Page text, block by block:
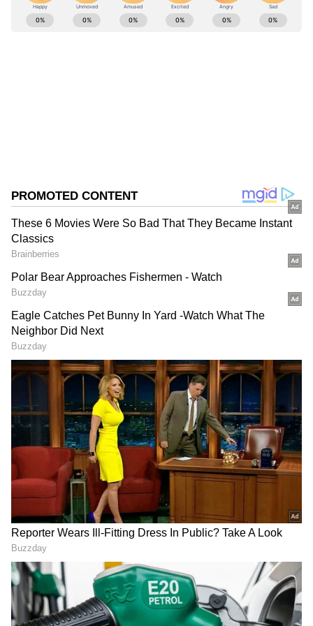
ಈ ಶಾಲೆಯು ಗೌರಿಬಿದನೂರು ಹಾಗೂ ಮಧುಗಿರಿ ಎನ್ಎಚ್ 4
ಚತುಷ್ಪಥ ರಸ್ತೆ ಅಗಲೀಕರಣದ ಸಂದರ್ಭದಲ್ಲಿ ಶಾಲೆಯ
ಮೂರು ಕೊಠಡಿಗಳ ಜೊತೆಗೆ ಕಾಂಪೌಂಡ್ ನಾಶವಾದ ಕಾರಣ,
ಪ್ರೌಢಶಾಲೆಯ ಕೊಠಡಿಗಳನ್ನು ಬಳಸಿಕೊಳ್ಳುತ್ತಿದ್ದು ಜೊತೆಗೆ
ಉರ್ದು ಶಾಲೆಯ ಕೊಠಡಿಯನ್ನು ಬಳಸಿದರೂ 1, 2, 3 ಹಾಗೂ
7 ನೇ ತರಗತಿ ವಿದ್ಯಾರ್ಥಿಗಳು ಮರದ ಕೆಳಗೆ ಕುಳಿತು ಪಾಠ
ಪ್ರವಚನ ಕೇಳಿದರೆ, 4 ಹಾಗೂ 5ನೇ ತರಗತಿಯ
ವಿದ್ಯಾರ್ಥಿಗಳು ಒಂದೇ ಕೊಠಡಿಯಲ್ಲಿ ಕುಳಿತು ಗೊಂದಲದ
ನಡುವೆ ಪಾಠ ಕೇಳುತ್ತಿದ್ದಾರೆ. ವಿದ್ಯಾರ್ಥಿಗಳ ಶೈಕ್ಷಣಿಕ
ABOUT THE AUTHOR
DOWNLOAD APP